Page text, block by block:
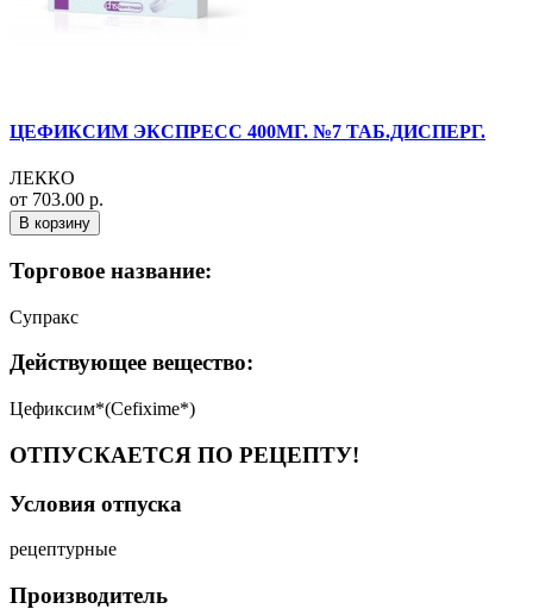
ЦЕФИКСИМ ЭКСПРЕСС 400МГ. №7 ТАБ.ДИСПЕРГ.
ЛЕККО
от 703.00 р.
В корзину
Торговое название:
Супракс
Действующее вещество:
Цефиксим*(Cefixime*)
ОТПУСКАЕТСЯ ПО РЕЦЕПТУ!
Условия отпуска
рецептурные
Производитель